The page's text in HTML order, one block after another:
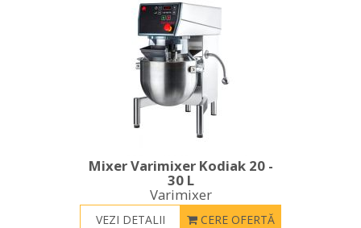
Mixer Varimixer Kodiak 20 -
30 L
Varimixer
VEZI DETALII CERE OFERTĂ